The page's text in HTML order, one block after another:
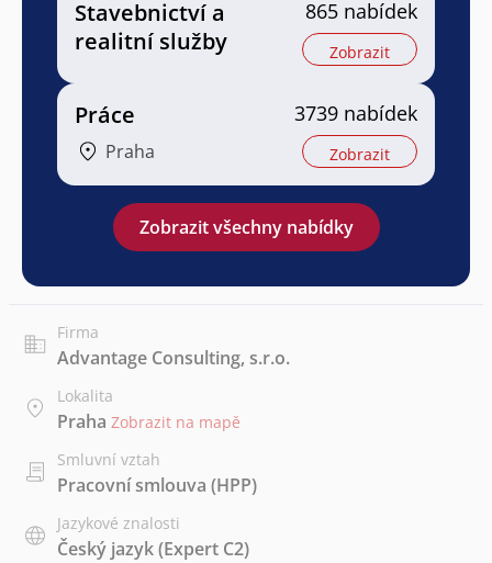
Stavebnictví a
realitní služby
865 nabídek
Zobrazit
Práce
Praha
3739 nabídek
Zobrazit
Zobrazit všechny nabídky
Firma
Advantage Consulting, s.r.o.
Lokalita
Praha Zobrazit na mapě
Smluvní vztah
Pracovní smlouva (HPP)
Jazykové znalosti
Český jazyk(Expert C2)